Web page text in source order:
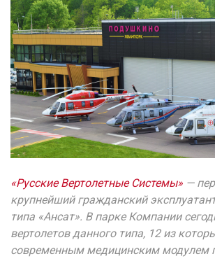
«Русские Вертолетные Системы» —
крупнейший гражданский
типа «Ансат». В парке Компании
вертолетов данного типа, 12 из
современным медицинским модулем